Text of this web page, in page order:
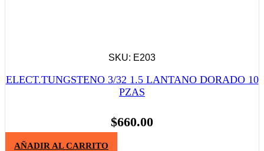
SKU: E203
ELECT.TUNGSTENO 3/32 1.5 LANTANO DORADO 10
PZAS
$660.00
AÑADIR AL CARRITO